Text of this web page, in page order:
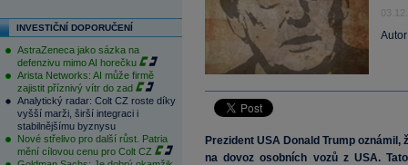
INVESTIČNÍ DOPORUČENÍ
AstraZeneca jako sázka na
defenzivu mimo AI horečku
Arista Networks: AI může firmě
zajistit příznivý vítr do zad
Analytický radar: Colt CZ roste díky
vyšší marži, širší integraci i
stabilnějšímu byznysu
Nové střelivo pro další růst. Patria
mění cílovou cenu pro Colt CZ
Prezident USA Donald Trump
na dovoz osobních vozů z USA.